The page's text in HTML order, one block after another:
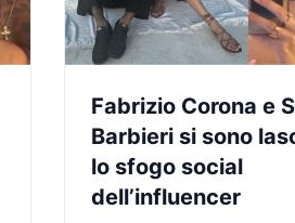
Fabrizio Corona e
Barbieri si sono
lo sfogo social
dell’influencer